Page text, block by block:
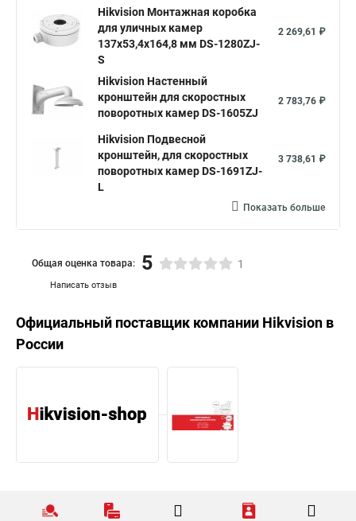
Hikvision Монтажная коробка
для уличных камер
137x53,4x164,8 мм DS-1280ZJ-
S
2 269,61 ₽
Hikvision Настенный
кронштейн для скоростных
поворотных камер DS-1605ZJ
2 783,76 ₽
Hikvision Подвесной
кронштейн, для скоростных
поворотных камер DS-1691ZJ-
L
3 738,61 ₽
Показать больше
Написать отзыв
Общая оценка товара: 5 1
Официальный поставщик компании Hikvision в
России